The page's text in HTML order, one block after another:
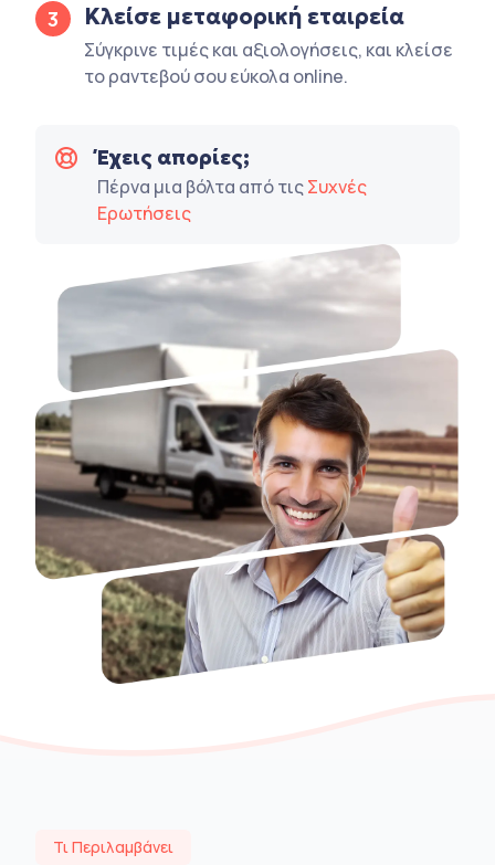
3 Κλείσε μεταφορική εταιρεία
Σύγκρινε τιμές και αξιολογήσεις, και κλείσε
το ραντεβού σου εύκολα online.
Έχεις απορίες;
Πέρνα μια βόλτα από τιςΣυχνές
Ερωτήσεις
Τι Περιλαμβάνει